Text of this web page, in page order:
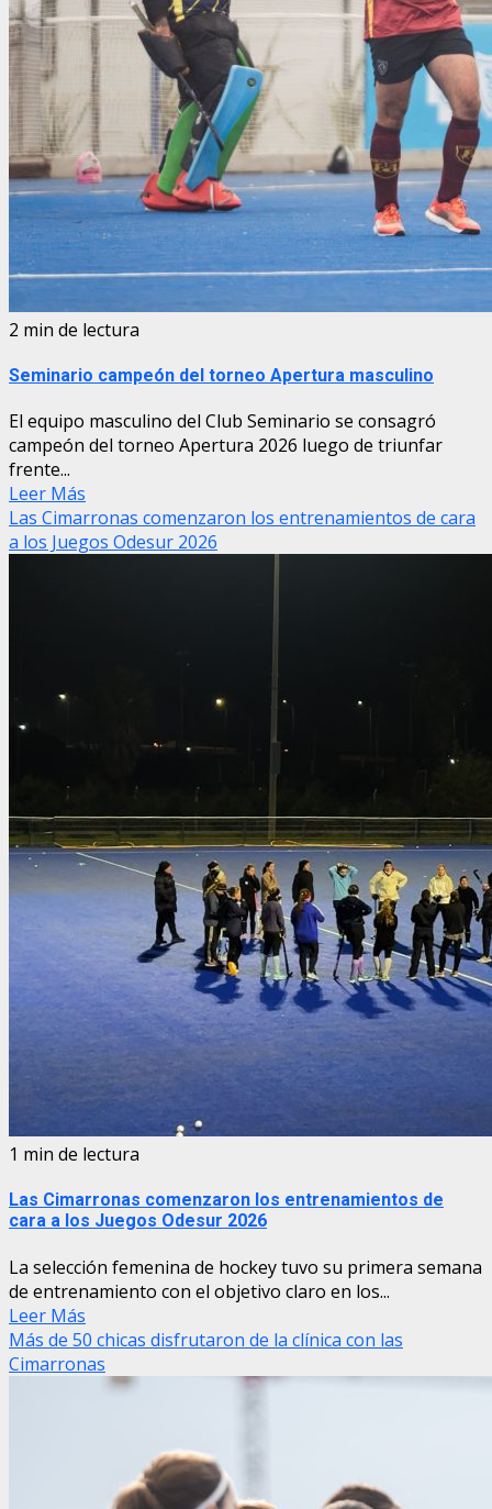
2 min de lectura
Seminario campeón del torneo Apertura masculino
El equipo masculino del Club Seminario se consagró
campeón del torneo Apertura 2026 luego de triunfar
frente...
Leer Más
Las Cimarronas comenzaron los entrenamientos de cara
a los Juegos Odesur 2026
1 min de lectura
Las Cimarronas comenzaron los entrenamientos de
cara a los Juegos Odesur 2026
La selección femenina de hockey tuvo su primera semana
de entrenamiento con el objetivo claro en los...
Leer Más
Más de 50 chicas disfrutaron de la clínica con las
Cimarronas